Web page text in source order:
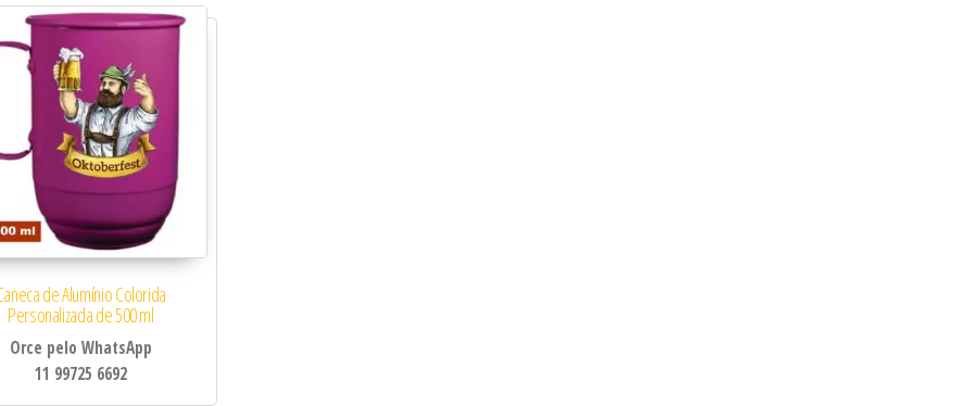
de Alumínio Colorida
Personalizada de 500 ml
Orce pelo WhatsApp
11 99725 6692